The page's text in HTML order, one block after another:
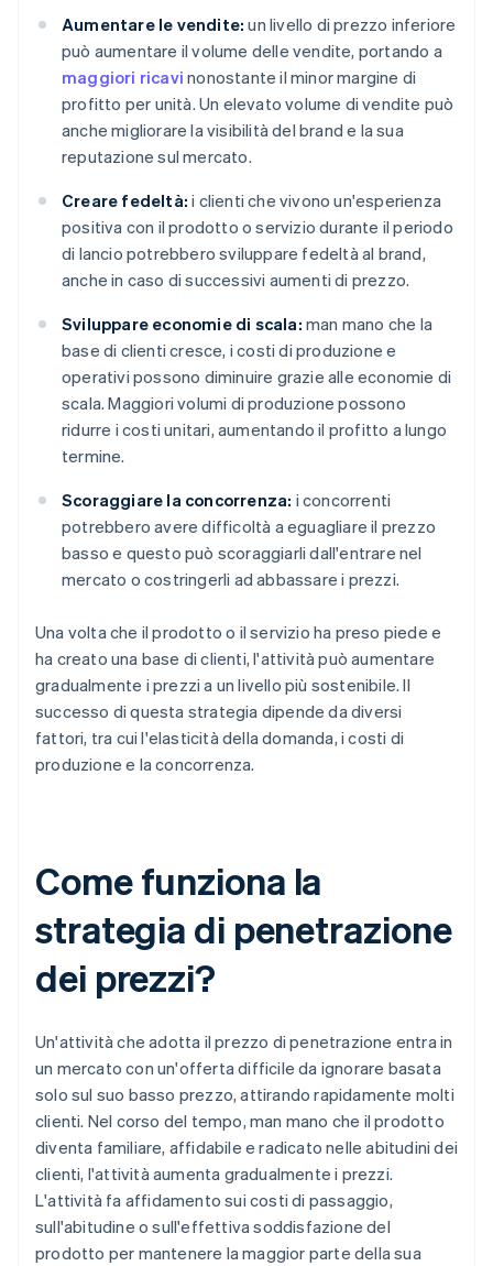
Aumentare le vendite: un livello di prezzo inferiore
può aumentare il volume delle vendite, portando a
maggiori ricavi nonostante il minor margine di
profitto per unità. Un elevato volume di vendite può
anche migliorare la visibilità del brand e la sua
reputazione sul mercato.
Creare fedeltà: i clienti che vivono un'esperienza
positiva con il prodotto o servizio durante il periodo
di lancio potrebbero sviluppare fedeltà al brand,
anche in caso di successivi aumenti di prezzo.
Sviluppare economie di scala: man mano che la
base di clienti cresce, i costi di produzione e
operativi possono diminuire grazie alle economie di
scala. Maggiori volumi di produzione possono
ridurre i costi unitari, aumentando il profitto a lungo
termine.
Scoraggiare la concorrenza: i concorrenti
potrebbero avere difficoltà a eguagliare il prezzo
basso e questo può scoraggiarli dall'entrare nel
mercato o costringerli ad abbassare i prezzi.
Una volta che il prodotto o il servizio ha preso piede e
ha creato una base di clienti, l'attività può aumentare
gradualmente i prezzi a un livello più sostenibile. Il
successo di questa strategia dipende da diversi
fattori, tra cui l'elasticità della domanda, i costi di
produzione e la concorrenza.
Come funziona la
strategia di penetrazione
dei prezzi?
Un'attività che adotta il prezzo di penetrazione entra in
un mercato con un'offerta difficile da ignorare basata
solo sul suo basso prezzo, attirando rapidamente molti
clienti. Nel corso del tempo, man mano che il prodotto
diventa familiare, affidabile e radicato nelle abitudini dei
clienti, l'attività aumenta gradualmente i prezzi.
L'attività fa affidamento sui costi di passaggio,
sull'abitudine o sull'effettiva soddisfazione del
prodotto per mantenere la maggior parte della sua